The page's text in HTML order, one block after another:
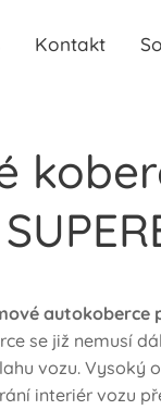
Kontakt
autokoberce
se již nemusí
vozu. Vysoký
interiér vozu